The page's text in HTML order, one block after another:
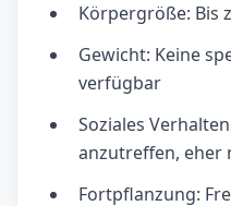
Körpergröße: Bis
Gewicht: Keine
verfügbar
Soziales
anzutreffen, eher
Fortpflanzung: